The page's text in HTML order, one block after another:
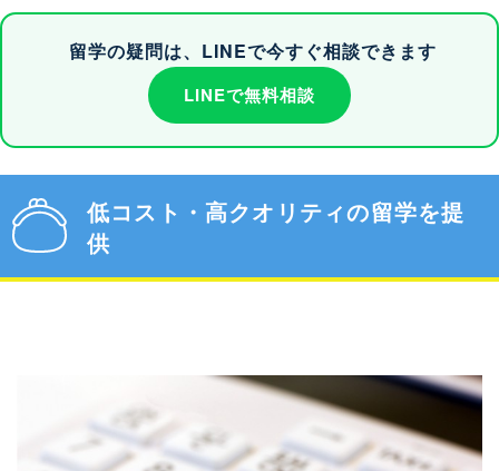
留学の疑問は、LINEで今すぐ相談できます
LINEで無料相談
低コスト・高クオリティの留学を提
供